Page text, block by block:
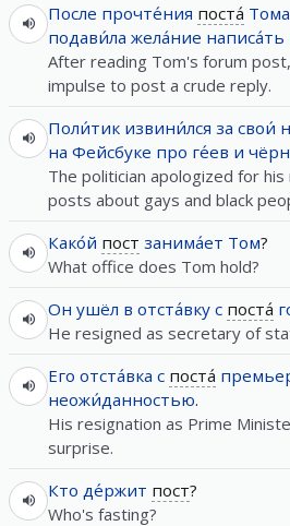
После прочте́ния поста́ Тома
подави́ла жела́ние написа́ть
After reading Tom's forum
impulse to post a crude reply.
Поли́тик извини́лся за свои́
на Фейсбуке про ге́ев и
The politician apologized for
posts about gays and black
Како́й пост занима́ет Том?
What office does Tom hold?
Он ушёл в отста́вку с поста́
He resigned as secretary of
Его отста́вка с поста́
неожи́данностью.
His resignation as Prime
surprise.
Кто де́ржит пост?
Who's fasting?